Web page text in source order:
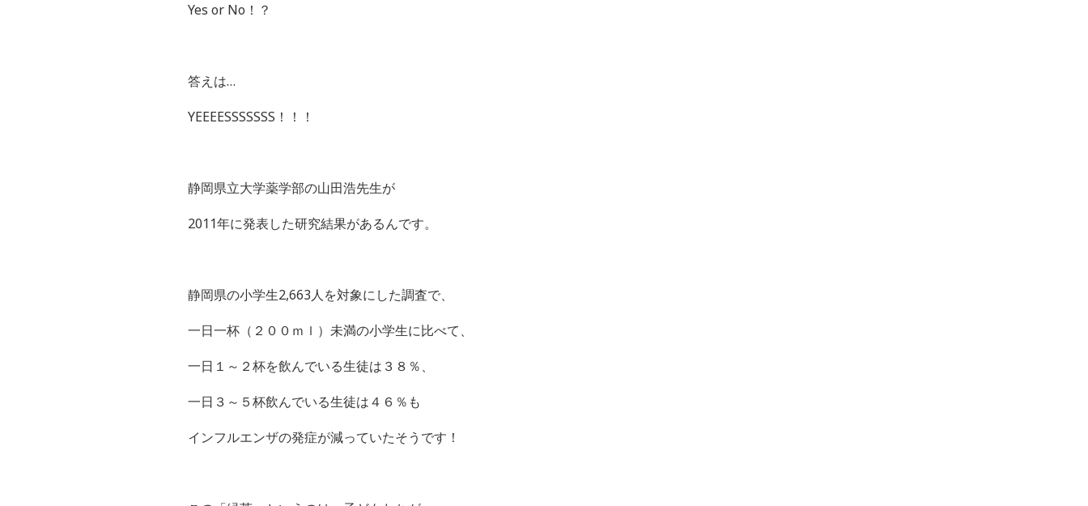
Yes or No！？
答えは…
YEEEESSSSSSS！！！
静岡県立大学薬学部の山田浩先生が
2011年に発表した研究結果があるんです。
静岡県の小学生2,663人を対象にした調査で、
一日一杯（２００ｍｌ）未満の小学生に比べて、
一日１～２杯を飲んでいる生徒は３８％、
一日３～５杯飲んでいる生徒は４６％も
インフルエンザの発症が減っていたそうです！